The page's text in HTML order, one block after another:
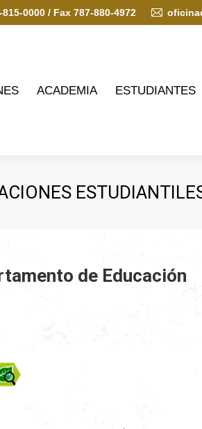
815-0000 / Fax 787-880-4972
ACADEMIA ESTUDIANTES
de Educación
ESTUDIANTES